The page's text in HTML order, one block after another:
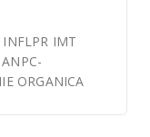
IMT
ORGANICA